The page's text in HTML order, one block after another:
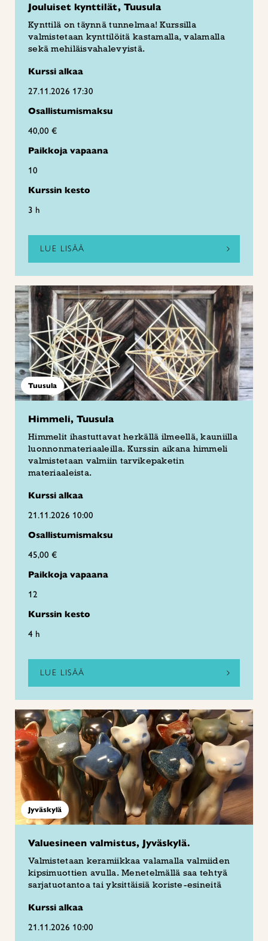
Jouluiset kynttilät, Tuusula
Kynttilä on täynnä tunnelmaa! Kurssilla
valmistetaan kynttilöitä kastamalla, valamalla
sekä mehiläisvahalevyistä.
Kurssi alkaa
27.11.2026 17:30
Osallistumismaksu
40,00 €
Paikkoja vapaana
10
Kurssin kesto
3 h
LUE LISÄÄ
Tuusula
Himmeli, Tuusula
Himmelit ihastuttavat herkällä ilmeellä, kauniilla
luonnonmateriaaleilla. Kurssin aikana himmeli
valmistetaan valmiin tarvikepaketin
materiaaleista.
Kurssi alkaa
21.11.2026 10:00
Osallistumismaksu
45,00 €
Paikkoja vapaana
12
Kurssin kesto
4 h
LUE LISÄÄ
Jyväskylä
Valuesineen valmistus, Jyväskylä.
Valmistetaan keramiikkaa valamalla valmiiden
kipsimuottien avulla. Menetelmällä saa tehtyä
sarjatuotantoa tai yksittäisiä koriste-esineitä
Kurssi alkaa
21.11.2026 10:00